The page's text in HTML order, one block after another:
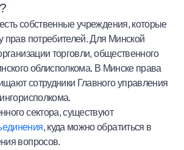
собственные учреждения, которые
прав потребителей. Для Минской
торговли, общественного
облисполкома. В Минске права
сотрудники Главного управления
сектора, существуют
, куда можно обратиться в
вопросов.